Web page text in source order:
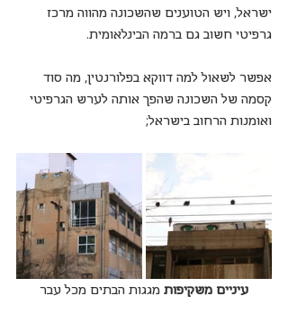
ישראל, ויש הטוענים שהשכונה מהווה מרכז
גרפיטי חשוב גם ברמה הבינלאומית.
אפשר לשאול למה דווקא בפלורנטין, מה סוד
קסמה של השכונה שהפך אותה לערש הגרפיטי
ואומנות הרחוב בישראל;
עיניים משקיפות מגגות הבתים מכל עבר